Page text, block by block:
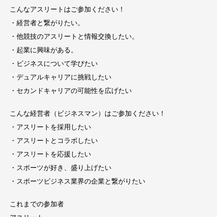
こんなアスリートはご参加ください！
・経営者と繋がりたい。
・他競技のアスリートと情報交換したい。
・起業に興味がある。
・ビジネスについて学びたい
・デュアルキャリアに挑戦したい
・セカンドキャリアの可能性を広げたい
こんな経営者（ビジネスマン）はご参加ください！
・アスリートを採用したい
・アスリートとコラボしたい
・アスリートを応援したい
・スポーツが好き、盛り上げたい
・スポーツビジネス業界の企業と繋がりたい
これまでの参加者